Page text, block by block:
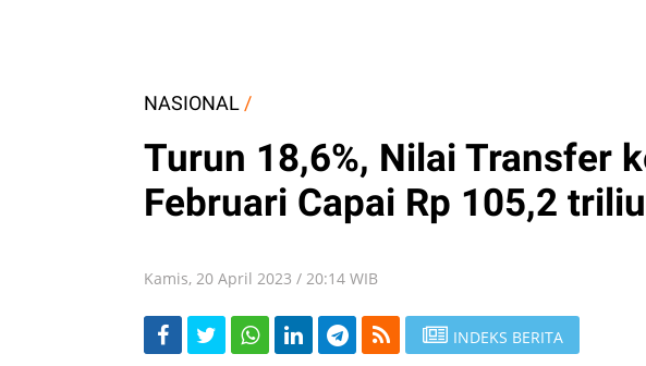
NASIONAL /
Turun 18,6%, Nilai Transfer
Februari Capai Rp 105,2
Kamis, 20 April 2023 / 20:14 WIB
INDEKS BERITA